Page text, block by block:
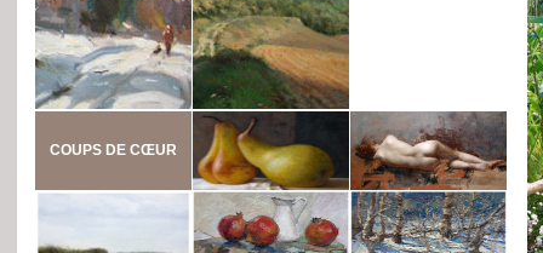
COUPS DE CŒUR